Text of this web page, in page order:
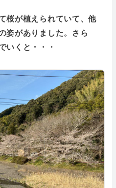
桜が植えられていて、他
姿がありました。さら
いくと・・・